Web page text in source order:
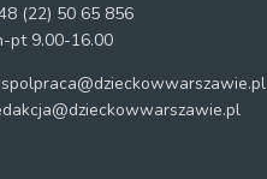
(22) 50 65 856
pt 9.00-16.00